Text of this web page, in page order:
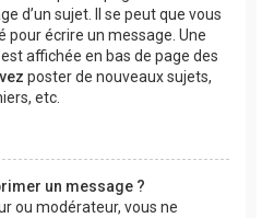
d’un sujet. Il se peut que vous
pour écrire un message. Une
affichée en bas de page des
poster de nouveaux sujets,
etc.
un message ?
ou modérateur, vous ne